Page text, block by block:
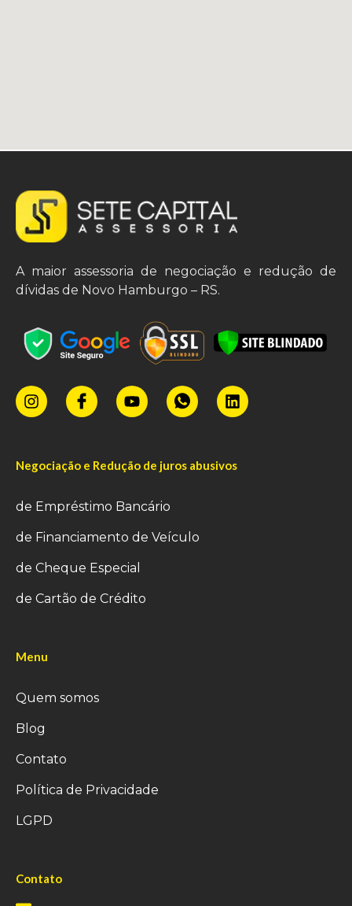
A maior assessoria de negociação e redução de
dívidas de Novo Hamburgo – RS.
Negociação e Redução de juros abusivos
de Empréstimo Bancário
de Financiamento de Veículo
de Cheque Especial
de Cartão de Crédito
Menu
Quem somos
Blog
Contato
Política de Privacidade
LGPD
Contato